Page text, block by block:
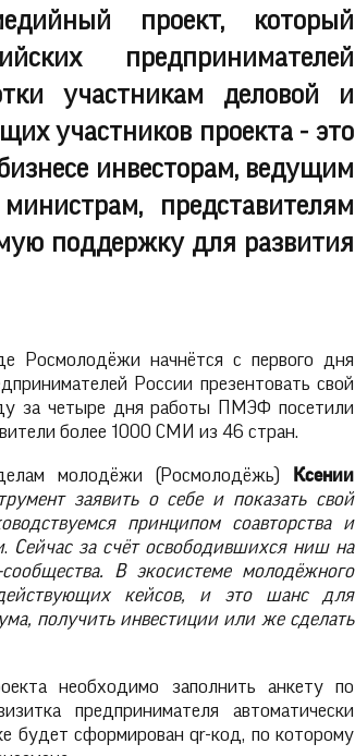
проект, который
предпринимателей
участникам деловой и
участников проекта - это
инвесторам, ведущим
представителям
поддержку для развития
Росмолодёжи начнётся с первого дня
России презентовать свой
за четыре дня работы ПМЭФ посетили
более 1000 СМИ из 46 стран.
молодёжи (Росмолодёжь)
Ксении
заявить о себе и показать свой
принципом соавторства и
. Сейчас за счёт освободившихся ниш на
. В экосистеме молодёжного
кейсов, и это шанс для
получить инвестиции или же сделать
необходимо заполнить анкету по
предпринимателя автоматически
будет сформирован qr-код, по которому